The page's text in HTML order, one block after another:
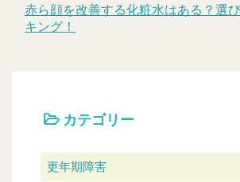
赤ら顔を改善する化粧水はある？選
キング！
カテゴリー
更年期障害